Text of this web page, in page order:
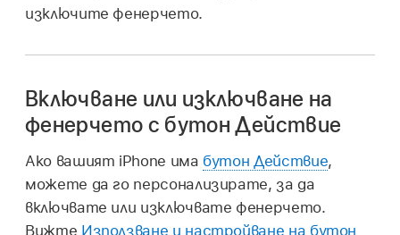
изключите фенерчето.
Включване или изключване на
фенерчето с бутон Действие
Ако вашият iPhone има бутон Действие,
можете да го персонализирате, за да
включвате или изключвате фенерчето.
Вижте Използване и настройване на бутон